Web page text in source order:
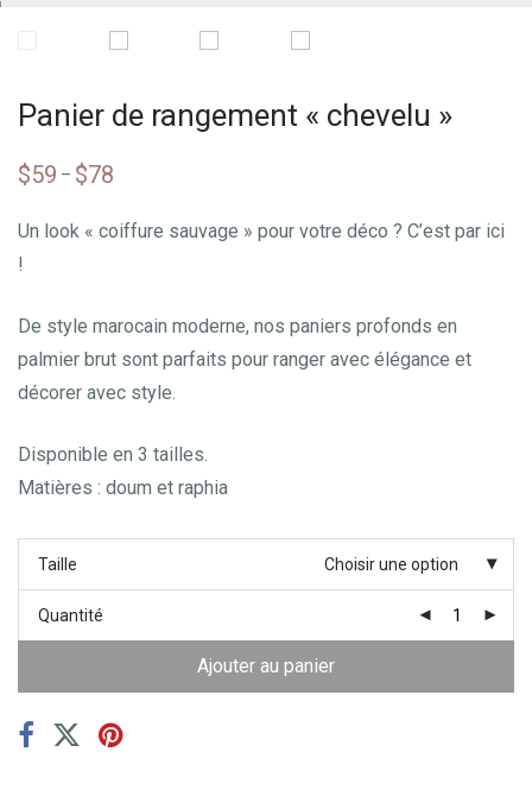
Panier de rangement « chevelu »
$59 – $78
Un look « coiffure sauvage » pour votre déco ? C’est par ici
!
De style marocain moderne, nos paniers profonds en
palmier brut sont parfaits pour ranger avec élégance et
décorer avec style.
Disponible en 3 tailles.
Matières : doum et raphia
Taille Choisir une option
Quantité
Ajouter au panier